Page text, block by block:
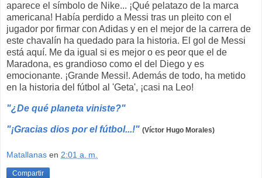
aparece el símbolo de Nike... ¡Qué pelatazo de la marca
americana! Había perdido a Messi tras un pleito con el
jugador por firmar con Adidas y en el mejor de la carrera de
este chavalín ha quedado para la historia. El gol de Messi
está aquí. Me da igual si es mejor o es peor que el de
Maradona, es grandioso como el del Diego y es
emocionante. ¡Grande Messi!. Además de todo, ha metido
en la historia del fútbol al 'Geta', ¡casi na Leo!
"¿De qué planeta viniste?"
"¡Gracias dios por el fútbol...!" (Víctor Hugo Morales)
Matallanas en 2:01 a. m.
Compartir